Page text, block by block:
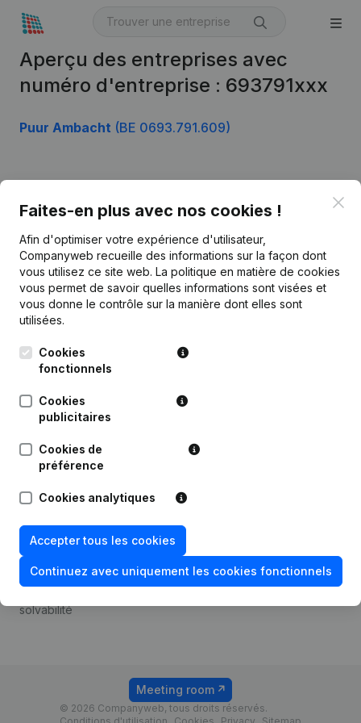
Aperçu des entreprises avec
numéro d'entreprise : 693791xxx
Puur Ambacht (BE 0693.791.609)
Faites-en plus avec nos cookies !
Afin d'optimiser votre expérience d'utilisateur,
Companyweb recueille des informations sur la façon dont
vous utilisez ce site web. La politique en matière de cookies
vous permet de savoir quelles informations sont visées et
vous donne le contrôle sur la manière dont elles sont
utilisées.
Cookies
fonctionnels
Cookies
publicitaires
Cookies de
préférence
Cookies analytiques
Accepter tous les cookies
Continuez avec uniquement les cookies fonctionnels
Français
Kantorenpark Everest
Leuvensesteenweg
1800 Vilvoorde
Informations d’entreprise
Monitoring
Recherche internationale
Prospection
Compliance et prévention
de la fraude
Consulter des comptes
Recherche de numéro de
TVA
solvabilité
Tarifs
© 2026 Companyweb, tous droits réservés.
Meeting room